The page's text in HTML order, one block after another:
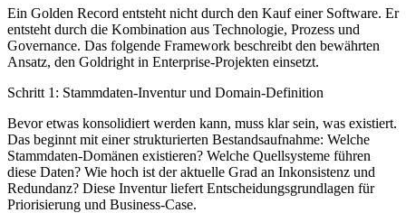
Ein Golden Record entsteht nicht durch den Kauf einer Software. Er
entsteht durch die Kombination aus Technologie, Prozess und
Governance. Das folgende Framework beschreibt den bewährten
Ansatz, den Goldright in Enterprise-Projekten einsetzt.
Schritt 1: Stammdaten-Inventur und Domain-Definition
Bevor etwas konsolidiert werden kann, muss klar sein, was existiert.
Das beginnt mit einer strukturierten Bestandsaufnahme: Welche
Stammdaten-Domänen existieren? Welche Quellsysteme führen
diese Daten? Wie hoch ist der aktuelle Grad an Inkonsistenz und
Redundanz? Diese Inventur liefert Entscheidungsgrundlagen für
Priorisierung und Business-Case.